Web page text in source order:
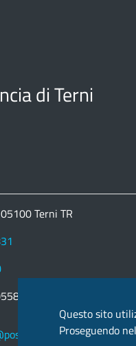
di Terni
Terni TR
Questo sito
Proseguendo